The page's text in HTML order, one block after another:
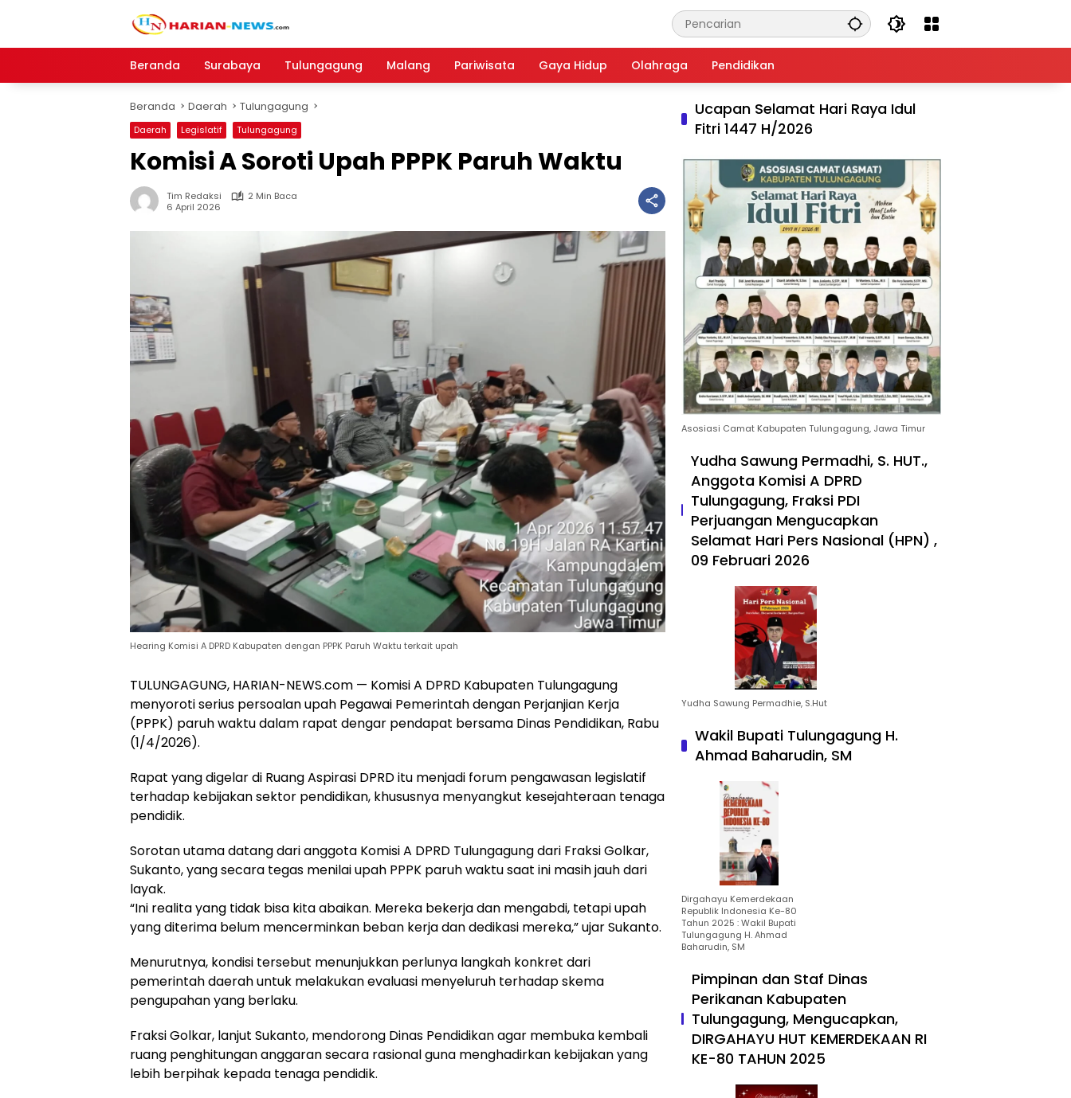
Beranda
Surabaya Tulungagung Malang Pariwisata Gaya Hidup Olahraga Pendidikan
Beranda Daerah Tulungagung
Daerah Legislatif Tulungagung
Komisi A Soroti Upah PPPK Paruh Waktu
Tim Redaksi
2 Min Baca
6 April 2026
Hearing Komisi A DPRD Kabupaten dengan PPPK Paruh Waktu terkait upah
TULUNGAGUNG, HARIAN-NEWS.com — Komisi A DPRD Kabupaten Tulungagung
menyoroti serius persoalan upah Pegawai Pemerintah dengan Perjanjian Kerja
(PPPK) paruh waktu dalam rapat dengar pendapat bersama Dinas Pendidikan, Rabu
(1/4/2026).
Rapat yang digelar di Ruang Aspirasi DPRD itu menjadi forum pengawasan legislatif
terhadap kebijakan sektor pendidikan, khususnya menyangkut kesejahteraan tenaga
pendidik.
Sorotan utama datang dari anggota Komisi A DPRD Tulungagung dari Fraksi Golkar,
Sukanto, yang secara tegas menilai upah PPPK paruh waktu saat ini masih jauh dari
layak.
“Ini realita yang tidak bisa kita abaikan. Mereka bekerja dan mengabdi, tetapi upah
yang diterima belum mencerminkan beban kerja dan dedikasi mereka,” ujar Sukanto.
Menurutnya, kondisi tersebut menunjukkan perlunya langkah konkret dari
pemerintah daerah untuk melakukan evaluasi menyeluruh terhadap skema
pengupahan yang berlaku.
Fraksi Golkar, lanjut Sukanto, mendorong Dinas Pendidikan agar membuka kembali
ruang penghitungan anggaran secara rasional guna menghadirkan kebijakan yang
lebih berpihak kepada tenaga pendidik.
Ucapan Selamat Hari Raya Idul
Fitri 1447 H/2026
Asosiasi Camat Kabupaten Tulungagung, Jawa Timur
Yudha Sawung Permadhi, S. HUT.,
Anggota Komisi A DPRD
Tulungagung, Fraksi PDI
Perjuangan Mengucapkan
Selamat Hari Pers Nasional (HPN) ,
09 Februari 2026
Yudha Sawung Permadhie, S.Hut
Wakil Bupati Tulungagung H.
Ahmad Baharudin, SM
Dirgahayu Kemerdekaan
Republik Indonesia Ke-80
Tahun 2025 : Wakil Bupati
Tulungagung H. Ahmad
Baharudin, SM
Pimpinan dan Staf Dinas
Perikanan Kabupaten
Tulungagung, Mengucapkan,
DIRGAHAYU HUT KEMERDEKAAN RI
KE-80 TAHUN 2025